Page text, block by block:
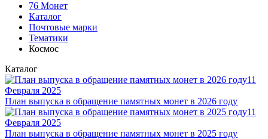
76 Монет
Каталог
Почтовые марки
Тематики
Космос
Каталог
11
Февраля 2025
План выпуска в обращение памятных монет в 2026 году
11
Февраля 2025
План выпуска в обращение памятных монет в 2025 году